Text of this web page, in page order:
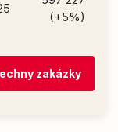
(+5%)
zakázky